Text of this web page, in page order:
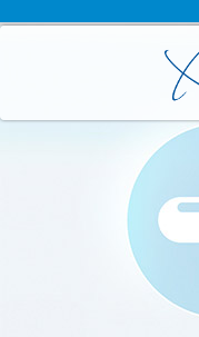
PAR
PRIVĀTUMA